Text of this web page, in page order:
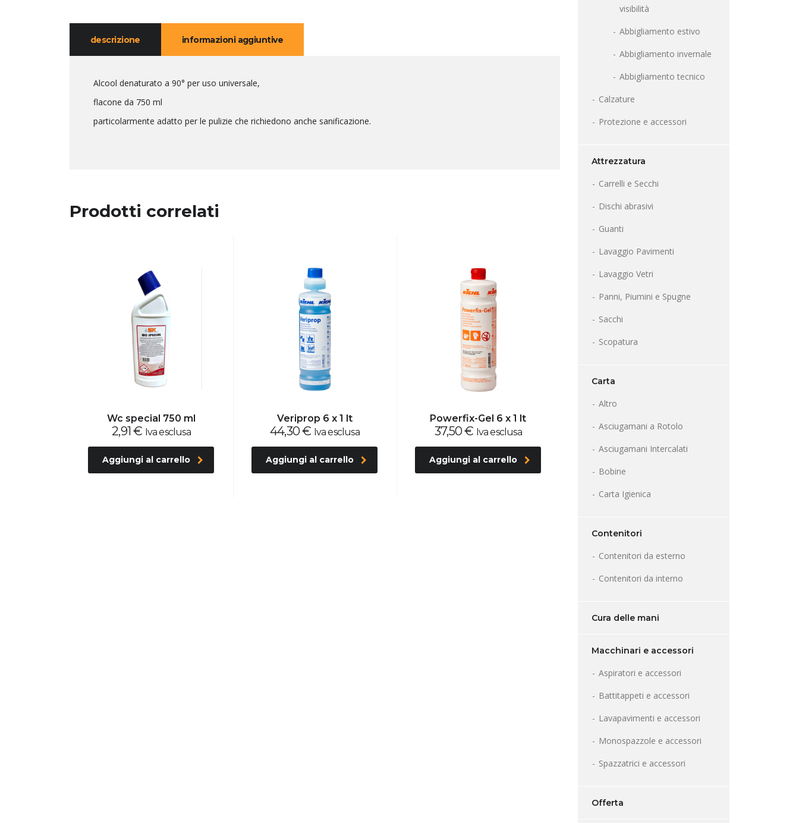
descrizione informazioni aggiuntive
Alcool denaturato a 90° per uso universale,
flacone da 750 ml
particolarmente adatto per le pulizie che richiedono anche sanificazione.
Prodotti correlati
Wc special 750 ml
2,91€ Iva esclusa
Aggiungi al carrello
Veriprop 6 x 1 lt
44,30€ Iva esclusa
Aggiungi al carrello
Powerfix-Gel 6 x 1 lt
37,50€ Iva esclusa
Aggiungi al carrello
visibilità
Abbigliamento estivo
Abbigliamento invernale
Abbigliamento tecnico
Calzature
Protezione e accessori
Attrezzatura
Carrelli e Secchi
Dischi abrasivi
Guanti
Lavaggio Pavimenti
Lavaggio Vetri
Panni, Piumini e Spugne
Sacchi
Scopatura
Carta
Altro
Asciugamani a Rotolo
Asciugamani Intercalati
Bobine
Carta Igienica
Contenitori
Contenitori da esterno
Contenitori da interno
Cura delle mani
Macchinari e accessori
Aspiratori e accessori
Battitappeti e accessori
Lavapavimenti e accessori
Monospazzole e accessori
Spazzatrici e accessori
Offerta